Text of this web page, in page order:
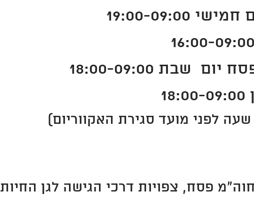
לפני מועד סגירת האקווריום)
שני-חמישי 14-17.4, חוה"מ פסח, צפויות דרכי הגישה לגן החיות